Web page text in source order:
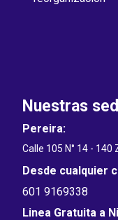
Nuestras
Pereira:
Calle 105 N° 14 -
Desde cualquier
601 9169338
Linea Gratuita a